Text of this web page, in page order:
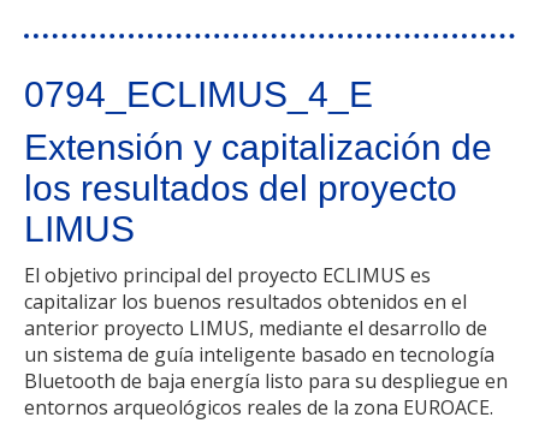
0794_ECLIMUS_4_E
Extensión y capitalización de
los resultados del proyecto
LIMUS
El objetivo principal del proyecto ECLIMUS es
capitalizar los buenos resultados obtenidos en el
anterior proyecto LIMUS, mediante el desarrollo de
un sistema de guía inteligente basado en tecnología
Bluetooth de baja energía listo para su despliegue en
entornos arqueológicos reales de la zona EUROACE.